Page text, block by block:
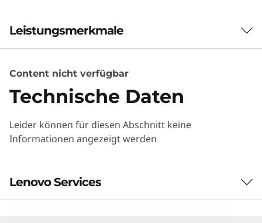
i
d
h
Leistungsmerkmale
Skalierbarkeit
Content nicht verfügbar
Technische Daten
Leider können für diesen Abschnitt keine
Informationen angezeigt werden
Lenovo Services